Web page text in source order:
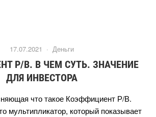
17.07.2021 · Деньги
Р/В. В ЧЕМ СУТЬ. ЗНАЧЕНИЕ
ДЛЯ ИНВЕСТОРА
что такое Коэффициент Р/В.
мультипликатор, который показывает